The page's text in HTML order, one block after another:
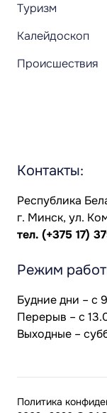
Туризм
Калейдоскоп
Происшествия
Контакты:
Республика
г. Минск, ул.
тел. (+375 17)
Режим
Будние дни – с
Перерыв – с
Выходные –
Политика